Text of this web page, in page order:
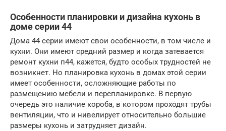
Особенности планировки и дизайна кухонь в
доме серии 44
Дома 44 серии имеют свои особенности, в том числе и
кухни. Они имеют средний размер и когда затевается
ремонт кухни п44, кажется, будто особых трудностей не
возникнет. Но планировка кухонь в домах этой серии
имеет особенности, осложняющие работы по
размещению мебели и перепланировке. В первую
очередь это наличие короба, в котором проходят трубы
вентиляции, что и нивелирует относительно большие
размеры кухонь и затрудняет дизайн.